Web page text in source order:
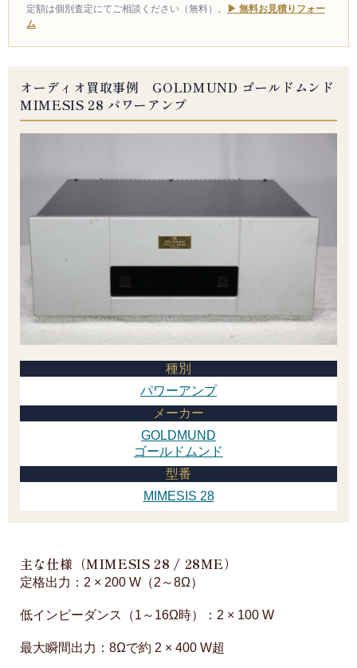
定額は個別査定にてご相談ください（無料）。
▶ 無料お見積りフォー
ム
オーディオ買取事例 GOLDMUND ゴールドムンド
MIMESIS 28 パワーアンプ
種別
パワーアンプ
メーカー
GOLDMUND
ゴールドムンド
型番
MIMESIS 28
主な仕様（MIMESIS 28 / 28ME）
定格出力：2 × 200 W（2～8Ω）
低インピーダンス（1～16Ω時）：2 × 100 W
最大瞬間出力：8Ωで約 2 × 400 W超